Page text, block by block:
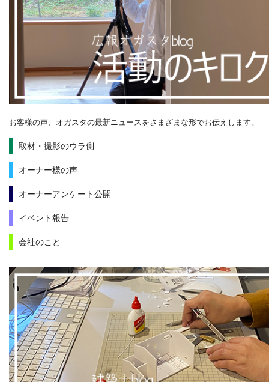
お客様の声、オガスタの最新ニュースをさまざまな形でお伝えします。
取材・撮影のウラ側
オーナー様の声
オーナーアンケート公開
イベント報告
会社のこと